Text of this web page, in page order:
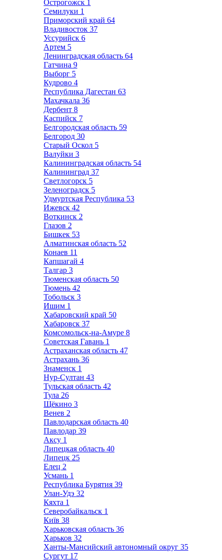
Острогожск 1
Семилуки 1
Приморский край 64
Владивосток 37
Уссурийск 6
Артем 5
Ленинградская область 64
Гатчина 9
Выборг 5
Кудрово 4
Республика Дагестан 63
Махачкала 36
Дербент 8
Каспийск 7
Белгородская область 59
Белгород 30
Старый Оскол 5
Валуйки 3
Калининградская область 54
Калининград 37
Светлогорск 5
Зеленоградск 5
Удмуртская Республика 53
Ижевск 42
Воткинск 2
Глазов 2
Бишкек 53
Алматинская область 52
Конаев 11
Капшагай 4
Талгар 3
Тюменская область 50
Тюмень 42
Тобольск 3
Ишим 1
Хабаровский край 50
Хабаровск 37
Комсомольск-на-Амуре 8
Советская Гавань 1
Астраханская область 47
Астрахань 36
Знаменск 1
Нур-Султан 43
Тульская область 42
Тула 26
Щёкино 3
Венев 2
Павлодарская область 40
Павлодар 39
Аксу 1
Липецкая область 40
Липецк 25
Елец 2
Усмань 1
Республика Бурятия 39
Улан-Удэ 32
Кяхта 1
Северобайкальск 1
Київ 38
Харьковская область 36
Харьков 32
Ханты-Мансийский автономный округ 35
Сургут 17